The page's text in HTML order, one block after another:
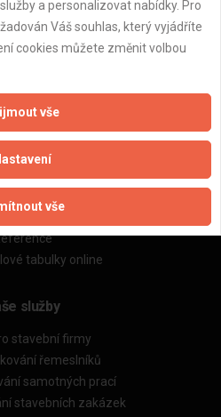
a řemeslníci
osobních údajů
tabulky online
služby
stavební firmy
řemeslníků
samotných prací
stavebních zakázek
a personalizovat nabídky. Pro
Váš souhlas, který vyjádříte
cookies můžete změnit volbou
vše
vše